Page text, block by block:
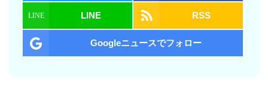
LINE RSS
Googleニュースでフォロー